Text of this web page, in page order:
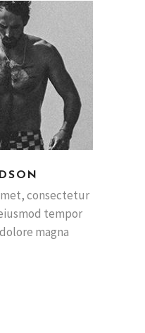
consectetur
tempor
magna